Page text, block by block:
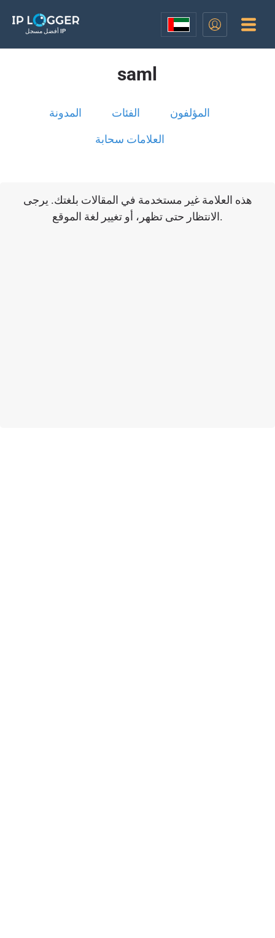
أفضل مسجل IP
saml
المدونة الفئات المؤلفون
العلامات سحابة